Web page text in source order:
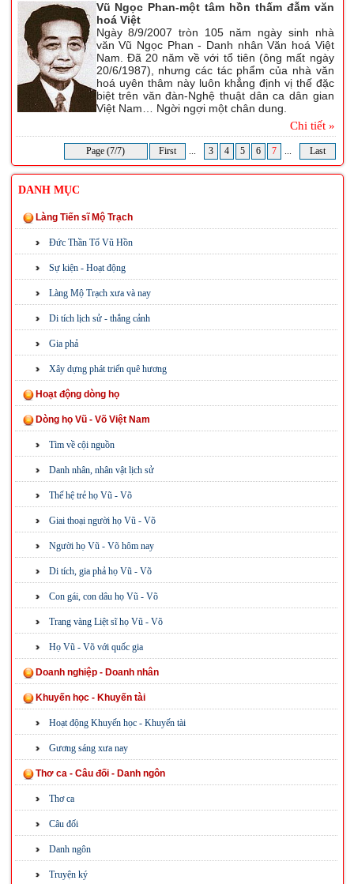
Vũ Ngọc Phan-một tâm hồn thấm đẫm văn
hoá Việt
Ngày 8/9/2007 tròn 105 năm ngày sinh nhà
văn Vũ Ngọc Phan - Danh nhân Văn hoá Việt
Nam. Đã 20 năm về với tổ tiên (ông mất ngày
20/6/1987), nhưng các tác phẩm của nhà văn
hoá uyên thâm này luôn khẳng định vị thế đặc
biệt trên văn đàn-Nghệ thuật dân ca dân gian
Việt Nam… Ngời ngợi một chân dung.
Chi tiết »
Page (7/7) First ... 3 4 5 6 7 ... Last
DANH MỤC
Làng Tiến sĩ Mộ Trạch
Đức Thần Tổ Vũ Hồn
Sự kiện - Hoạt động
Làng Mộ Trạch xưa và nay
Di tích lịch sử - thắng cảnh
Gia phả
Xây dựng phát triển quê hương
Hoạt động dòng họ
Dòng họ Vũ - Võ Việt Nam
Tìm về cội nguồn
Danh nhân, nhân vật lịch sử
Thế hệ trẻ họ Vũ - Võ
Giai thoại người họ Vũ - Võ
Người họ Vũ - Võ hôm nay
Di tích, gia phả họ Vũ - Võ
Con gái, con dâu họ Vũ - Võ
Trang vàng Liệt sĩ họ Vũ - Võ
Họ Vũ - Võ với quốc gia
Doanh nghiệp - Doanh nhân
Khuyến học - Khuyến tài
Hoạt động Khuyến học - Khuyến tài
Gương sáng xưa nay
Thơ ca - Câu đối - Danh ngôn
Thơ ca
Câu đối
Danh ngôn
Truyện ký